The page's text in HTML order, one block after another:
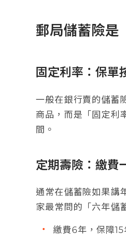
郵局儲蓄險是
固定利率：保單
一般在銀行賣的儲蓄
商品，而是「固定利
間。
定期壽險：繳費
通常在儲蓄險如果講
家最常問的「六年儲
繳費6年，保障15